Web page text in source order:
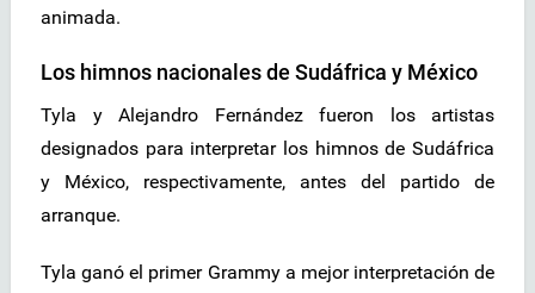
animada.
Los himnos nacionales de Sudáfrica y México
Tyla y Alejandro Fernández fueron los artistas
designados para interpretar los himnos de Sudáfrica
y México, respectivamente, antes del partido de
arranque.
Tyla ganó el primer Grammy a mejor interpretación de